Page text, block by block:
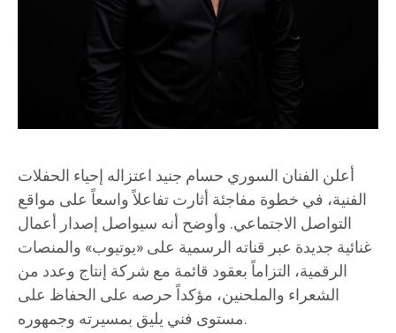
أعلن الفنان السوري حسام جنيد اعتزاله إحياء الحفلات
الفنية، في خطوة مفاجئة أثارت تفاعلاً واسعاً على مواقع
التواصل الاجتماعي. وأوضح أنه سيواصل إصدار أعمال
غنائية جديدة عبر قناته الرسمية على «يوتيوب» والمنصات
الرقمية، التزاماً بعقود قائمة مع شركة إنتاج وعدد من
الشعراء والملحنين، مؤكداً حرصه على الحفاظ على
مستوى فني يليق بمسيرته وجمهوره.